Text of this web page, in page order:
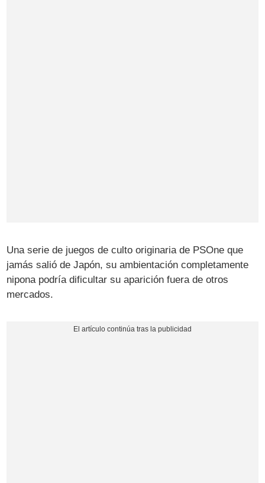
Una serie de juegos de culto originaria de PSOne que
jamás salió de Japón, su ambientación completamente
nipona podría dificultar su aparición fuera de otros
mercados.